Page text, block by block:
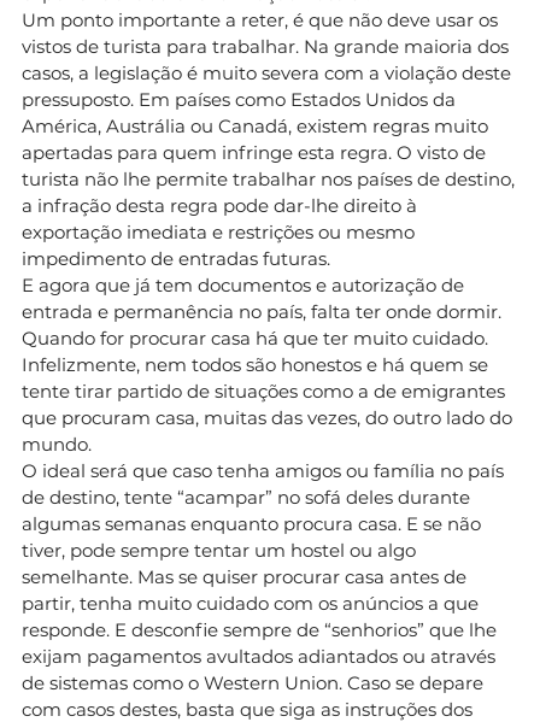
Um ponto importante a reter, é que não deve usar os
vistos de turista para trabalhar. Na grande maioria dos
casos, a legislação é muito severa com a violação deste
pressuposto. Em países como Estados Unidos da
América, Austrália ou Canadá, existem regras muito
apertadas para quem infringe esta regra. O visto de
turista não lhe permite trabalhar nos países de destino,
a infração desta regra pode dar-lhe direito à
exportação imediata e restrições ou mesmo
impedimento de entradas futuras.
E agora que já tem documentos e autorização de
entrada e permanência no país, falta ter onde dormir.
Quando for procurar casa há que ter muito cuidado.
Infelizmente, nem todos são honestos e há quem se
tente tirar partido de situações como a de emigrantes
que procuram casa, muitas das vezes, do outro lado do
mundo.
O ideal será que caso tenha amigos ou família no país
de destino, tente “acampar” no sofá deles durante
algumas semanas enquanto procura casa. E se não
tiver, pode sempre tentar um hostel ou algo
semelhante. Mas se quiser procurar casa antes de
partir, tenha muito cuidado com os anúncios a que
responde. E desconfie sempre de “senhorios” que lhe
exijam pagamentos avultados adiantados ou através
de sistemas como o Western Union. Caso se depare
com casos destes, basta que siga as instruções dos